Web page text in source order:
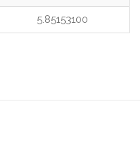
5.85153100